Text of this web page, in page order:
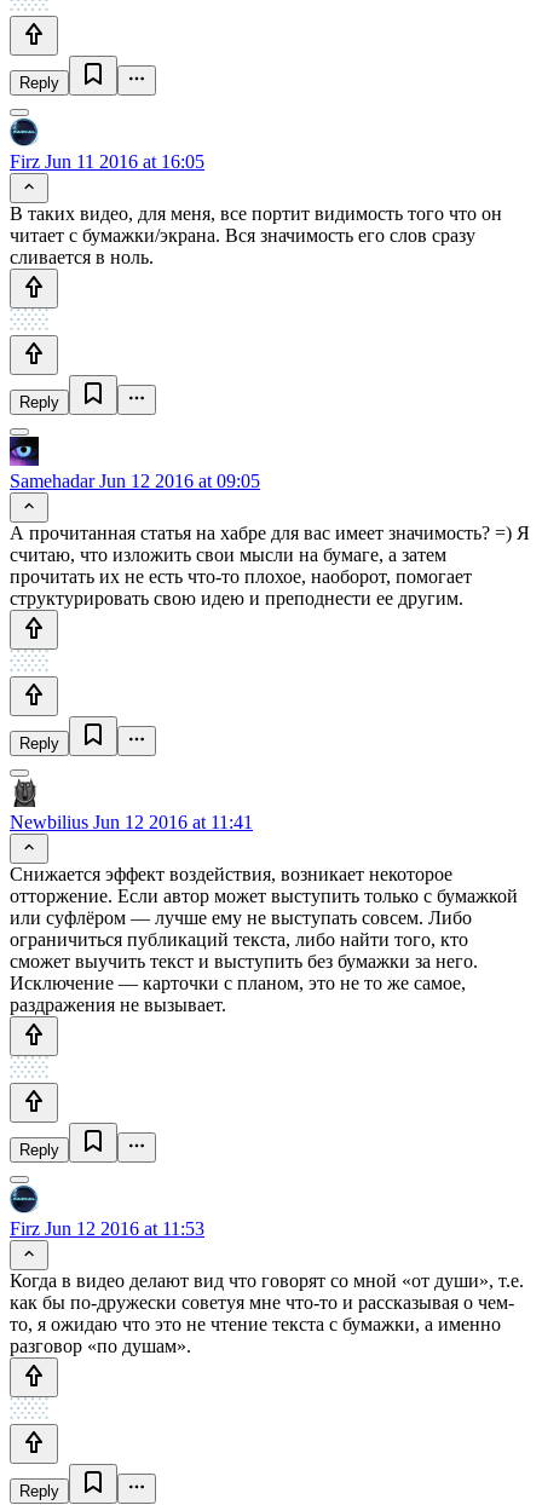
Reply
Firz Jun 11 2016 at 16:05
В таких видео, для меня, все портит видимость того что он
читает с бумажки/экрана. Вся значимость его слов сразу
сливается в ноль.
Reply
SamehadarJun 12 2016 at 09:05
А прочитанная статья на хабре для вас имеет значимость? =) Я
считаю, что изложить свои мысли на бумаге, а затем
прочитать их не есть что-то плохое, наоборот, помогает
структурировать свою идею и преподнести ее другим.
Reply
Newbilius Jun 12 2016 at 11:41
Снижается эффект воздействия, возникает некоторое
отторжение. Если автор может выступить только с бумажкой
или суфлёром — лучше ему не выступать совсем. Либо
ограничиться публикаций текста, либо найти того, кто
сможет выучить текст и выступить без бумажки за него.
Исключение — карточки с планом, это не то же самое,
раздражения не вызывает.
Reply
Firz Jun 12 2016 at 11:53
Когда в видео делают вид что говорят со мной «от души», т.е.
как бы по-дружески советуя мне что-то и рассказывая о чем-
то, я ожидаю что это не чтение текста с бумажки, а именно
разговор «по душам».
Reply